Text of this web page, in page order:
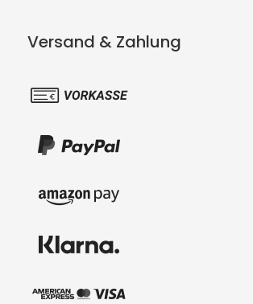
Versand & Zahlung